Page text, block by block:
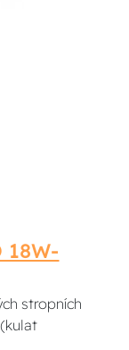
18W-
stropních